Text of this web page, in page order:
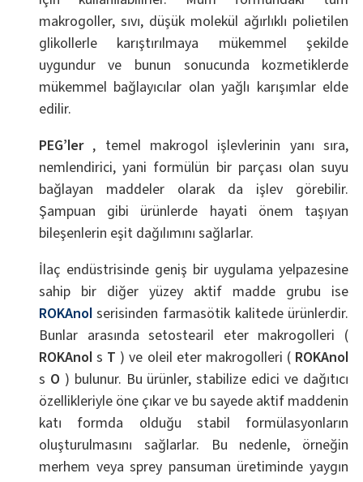
makrogoller, sıvı, düşük molekül ağırlıklı polietilen
glikollerle karıştırılmaya mükemmel şekilde
uygundur ve bunun sonucunda kozmetiklerde
mükemmel bağlayıcılar olan yağlı karışımlar elde
edilir.
PEG’ler, temel makrogol işlevlerinin yanı sıra,
nemlendirici, yani formülün bir parçası olan suyu
bağlayan maddeler olarak da işlev görebilir.
Şampuan gibi ürünlerde hayati önem taşıyan
bileşenlerin eşit dağılımını sağlarlar.
İlaç endüstrisinde geniş bir uygulama yelpazesine
sahip bir diğer yüzey aktif madde grubu ise
ROKAnolserisinden farmasötik kalitede ürünlerdir.
Bunlar arasında setostearil eter makrogolleri (
ROKAnols T ) ve oleil eter makrogolleri ( ROKAnol
s O ) bulunur. Bu ürünler, stabilize edici ve dağıtıcı
özellikleriyle öne çıkar ve bu sayede aktif maddenin
katı formda olduğu stabil formülasyonların
oluşturulmasını sağlarlar. Bu nedenle, örneğin
merhem veya sprey pansuman üretiminde yaygın